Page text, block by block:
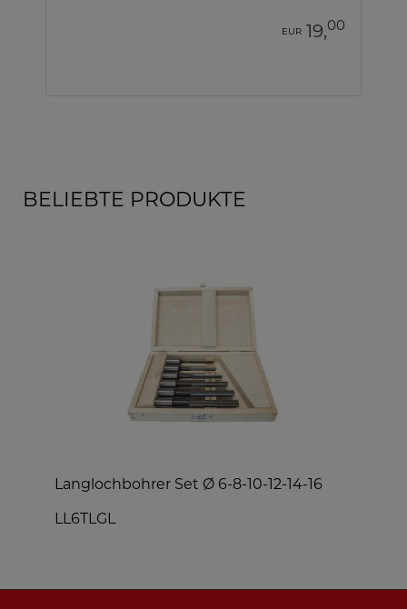
EUR 19,00
BELIEBTE PRODUKTE
Langlochbohrer Set Ø 6-8-10-12-14-16
LL6TLGL